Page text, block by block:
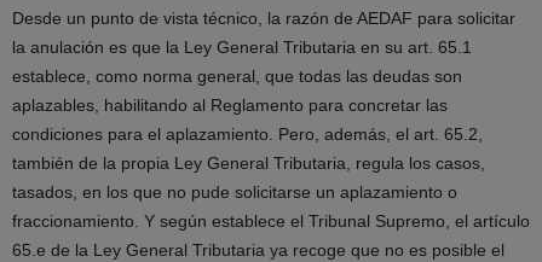
Desde un punto de vista técnico, la razón de AEDAF para solicitar
la anulación es que la Ley General Tributaria en su art. 65.1
establece, como norma general, que todas las deudas son
aplazables, habilitando al Reglamento para concretar las
condiciones para el aplazamiento. Pero, además, el art. 65.2,
también de la propia Ley General Tributaria, regula los casos,
tasados, en los que no pude solicitarse un aplazamiento o
fraccionamiento. Y según establece el Tribunal Supremo, el artículo
65.e de la Ley General Tributaria ya recoge que no es posible el